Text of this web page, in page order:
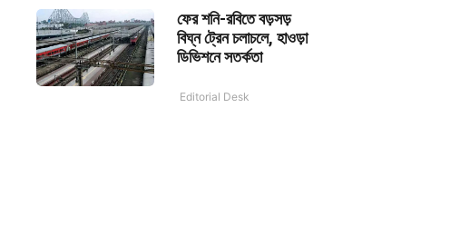
ফের শনি-রবিতে বড়সড়
বিঘ্ন ট্রেন চলাচলে, হাওড়া
ডিভিশনে সতর্কতা
Editorial Desk